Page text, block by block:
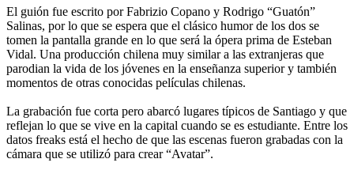
El guión fue escrito por Fabrizio Copano y Rodrigo “Guatón”
Salinas, por lo que se espera que el clásico humor de los dos se
tomen la pantalla grande en lo que será la ópera prima de Esteban
Vidal. Una producción chilena muy similar a las extranjeras que
parodian la vida de los jóvenes en la enseñanza superior y también
momentos de otras conocidas películas chilenas.
La grabación fue corta pero abarcó lugares típicos de Santiago y que
reflejan lo que se vive en la capital cuando se es estudiante. Entre los
datos freaks está el hecho de que las escenas fueron grabadas con la
cámara que se utilizó para crear “Avatar”.